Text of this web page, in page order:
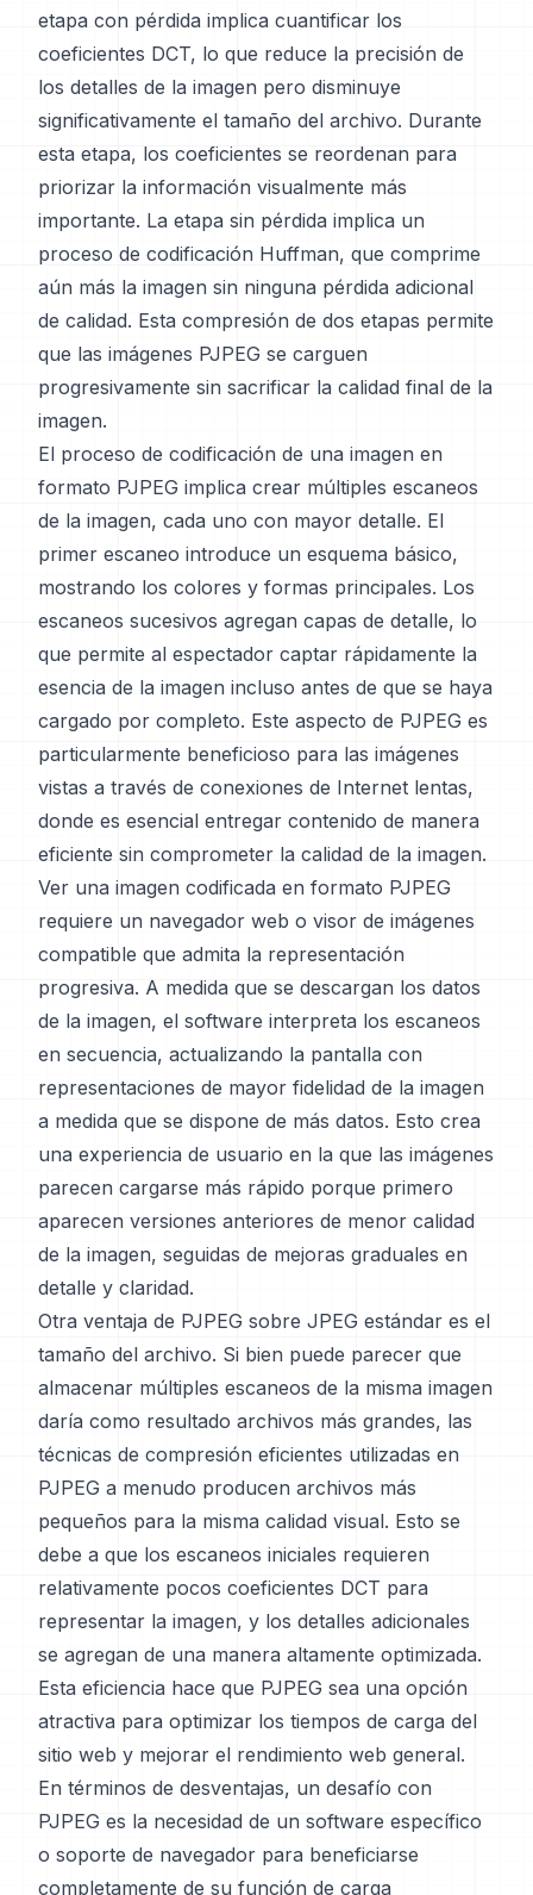
etapa con pérdida implica cuantificar los
coeficientes DCT, lo que reduce la precisión de
los detalles de la imagen pero disminuye
significativamente el tamaño del archivo. Durante
esta etapa, los coeficientes se reordenan para
priorizar la información visualmente más
importante. La etapa sin pérdida implica un
proceso de codificación Huffman, que comprime
aún más la imagen sin ninguna pérdida adicional
de calidad. Esta compresión de dos etapas permite
que las imágenes PJPEG se carguen
progresivamente sin sacrificar la calidad final de la
imagen.
El proceso de codificación de una imagen en
formato PJPEG implica crear múltiples escaneos
de la imagen, cada uno con mayor detalle. El
primer escaneo introduce un esquema básico,
mostrando los colores y formas principales. Los
escaneos sucesivos agregan capas de detalle, lo
que permite al espectador captar rápidamente la
esencia de la imagen incluso antes de que se haya
cargado por completo. Este aspecto de PJPEG es
particularmente beneficioso para las imágenes
vistas a través de conexiones de Internet lentas,
donde es esencial entregar contenido de manera
eficiente sin comprometer la calidad de la imagen.
Ver una imagen codificada en formato PJPEG
requiere un navegador web o visor de imágenes
compatible que admita la representación
progresiva. A medida que se descargan los datos
de la imagen, el software interpreta los escaneos
en secuencia, actualizando la pantalla con
representaciones de mayor fidelidad de la imagen
a medida que se dispone de más datos. Esto crea
una experiencia de usuario en la que las imágenes
parecen cargarse más rápido porque primero
aparecen versiones anteriores de menor calidad
de la imagen, seguidas de mejoras graduales en
detalle y claridad.
Otra ventaja de PJPEG sobre JPEG estándar es el
tamaño del archivo. Si bien puede parecer que
almacenar múltiples escaneos de la misma imagen
daría como resultado archivos más grandes, las
técnicas de compresión eficientes utilizadas en
PJPEG a menudo producen archivos más
pequeños para la misma calidad visual. Esto se
debe a que los escaneos iniciales requieren
relativamente pocos coeficientes DCT para
representar la imagen, y los detalles adicionales
se agregan de una manera altamente optimizada.
Esta eficiencia hace que PJPEG sea una opción
atractiva para optimizar los tiempos de carga del
sitio web y mejorar el rendimiento web general.
En términos de desventajas, un desafío con
PJPEG es la necesidad de un software específico
o soporte de navegador para beneficiarse
completamente de su función de carga